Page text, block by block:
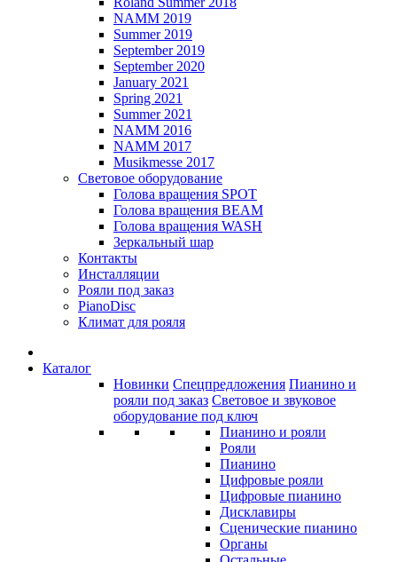
NAMM 2019
Summer 2019
September 2019
September 2020
January 2021
Spring 2021
Summer 2021
NAMM 2016
NAMM 2017
Musikmesse 2017
Световое оборудование
Голова вращения SPOT
Голова вращения BEAM
Голова вращения WASH
Зеркальный шар
Контакты
Инсталляции
Рояли под заказ
PianoDisc
Климат для рояля
Каталог
Новинки Спецпредложения Пианино и
рояли под заказ Световое и звуковое
оборудование под ключ
Пианино и рояли
Рояли
Пианино
Цифровые рояли
Цифровые пианино
Дисклавиры
Сценические пианино
Органы